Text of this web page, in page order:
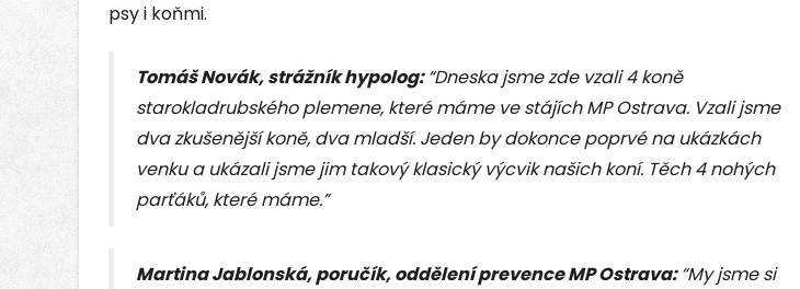
psy i koňmi.
Tomáš Novák, strážník hypolog:“Dneska jsme zde vzali 4 koně
starokladrubského plemene, které máme ve stájích MP Ostrava. Vzali jsme
dva zkušenější koně, dva mladší. Jeden by dokonce poprvé na ukázkách
venku a ukázali jsme jim takový klasický výcvik našich koní. Těch 4 nohých
parťáků, které máme.”
Martina Jablonská, poručík, oddělení prevence MP Ostrava:“My jsme si